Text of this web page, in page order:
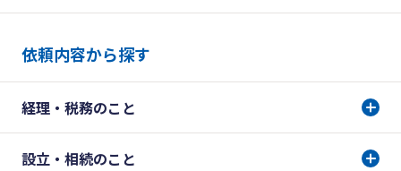
依頼内容から探す
経理・税務のこと
設立・相続のこと